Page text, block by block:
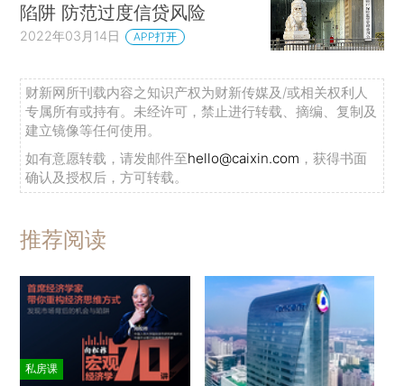
陷阱 防范过度信贷风险
2022年03月14日 APP打开
财新网所刊载内容之知识产权为财新传媒及/或相关权利人
专属所有或持有。未经许可，禁止进行转载、摘编、复制及
建立镜像等任何使用。
如有意愿转载，请发邮件至hello@caixin.com ，获得书面
确认及授权后，方可转载。
推荐阅读
私房课